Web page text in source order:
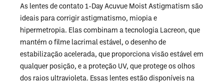
As lentes de contato 1-Day Acuvue Moist Astigmatism são
ideais para corrigir astigmatismo, miopia e
hipermetropia. Elas combinam a tecnologia Lacreon, que
mantém o filme lacrimal estável, o desenho de
estabilização acelerada, que proporciona visão estável em
qualquer posição, e a proteção UV, que protege os olhos
dos raios ultravioleta. Essas lentes estão disponíveis na